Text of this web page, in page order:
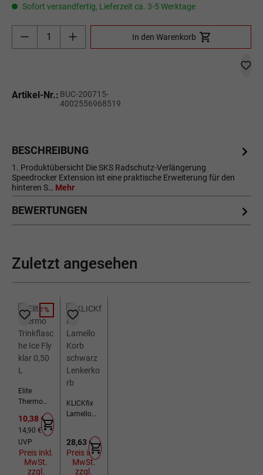
Sofort versandfertig, Lieferzeit ca. 3-5 Werktage
Produkt Anzahl: Gib den gewünschten Wert
In den Warenkorb
Artikel-Nr.: BUC-200715-
4002556968519
BESCHREIBUNG
1. Produktübersicht Die SKS Radschutz-Verlängerung
Speedrocker Extension ist eine praktische Erweiterung für den
hinteren S… Mehr
BEWERTUNGEN
Zuletzt angesehen
RABATT
%
Elite
Thermo
Trinkflasch
e Ice Fly
klar 0,50 L
Verkaufspreis:
10,38 €
Regulärer Preis:
14,90 €
UVP
Preis inkl.
MwSt.
zzgl.
KLICKfix
Lamello
Lenkerkorb
Regulärer Preis:
28,63 €
Preis inkl.
MwSt.
zzgl.